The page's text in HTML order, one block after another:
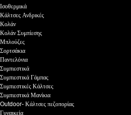
Ισοθερμικά
Κάλτσες Ανδρικές
Κολάν
Κολάν Συμπίεσης
Μπλούζες
Σορτσάκια
Παντελόνια
Συμπιεστικά
Συμπιεστικά Γάμπας
Συμπιεστικές Κάλτσες
Συμπιεστικά Μανίκια
Outdoor- Κάλτσες πεζοπορίας
Γυναικεία